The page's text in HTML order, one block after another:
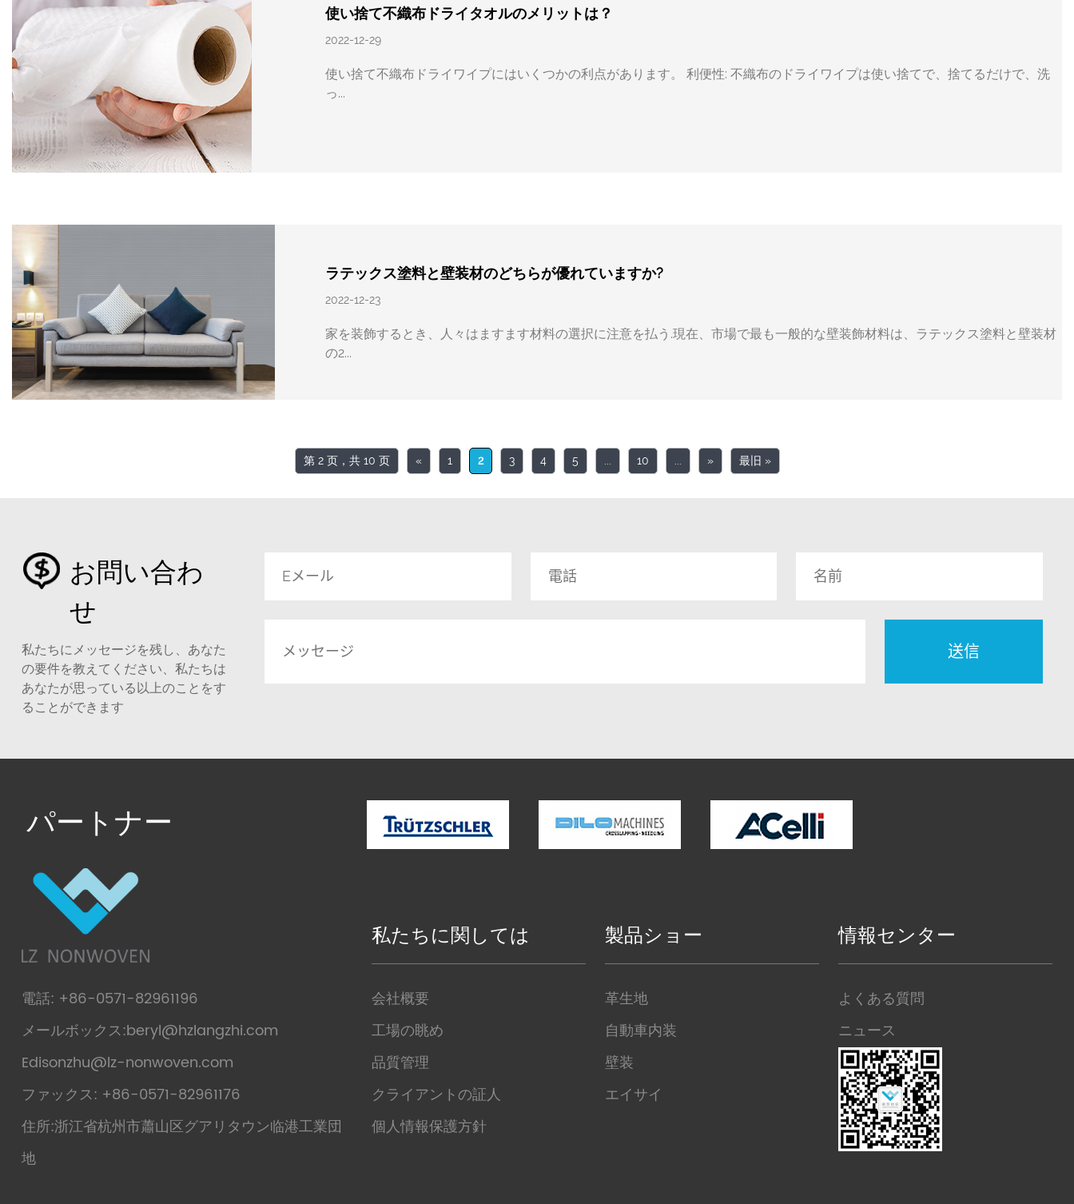
使い捨て不織布ドライタオルのメリットは？
2022-12-29
使い捨て不織布ドライワイプにはいくつかの利点があります。 利便性: 不織布のドライワイプは使い捨てで、捨てるだけで、洗
っ...
ラテックス塗料と壁装材のどちらが優れていますか?
2022-12-23
家を装飾するとき、人々はますます材料の選択に注意を払う.現在、市場で最も一般的な壁装飾材料は、ラテックス塗料と壁装材
の2...
第 2 页，共 10 页 « 1 2 3 4 5 ... 10 ... » 最旧 »
お問い合わ
せ
私たちにメッセージを残し、あなた
の要件を教えてください、私たちは
あなたが思っている以上のことをす
ることができます
パートナー
電話: +86-0571-82961196
メールボックス:beryl@hzlangzhi.com
Edisonzhu@lz-nonwoven.com
ファックス: +86-0571-82961176
住所:浙江省杭州市蕭山区グアリタウン临港工業団
地
私たちに関しては
会社概要
工場の眺め
品質管理
クライアントの証人
個人情報保護方針
製品ショー
革生地
自動車内装
壁装
エイサイ
情報センター
よくある質問
ニュース